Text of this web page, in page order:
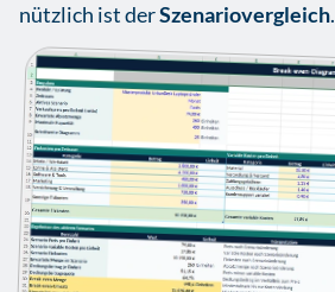
nützlich ist derSzenariovergleich.